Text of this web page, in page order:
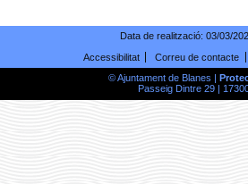
Data de realització: 03/03/
Accessibilitat
Correu de contacte
© Ajuntament de Blanes |
Passeig Dintre 29 |